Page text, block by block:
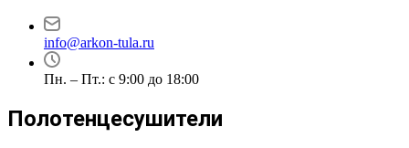
info@arkon-tula.ru
Пн. – Пт.: с 9:00 до 18:00
Полотенцесушители